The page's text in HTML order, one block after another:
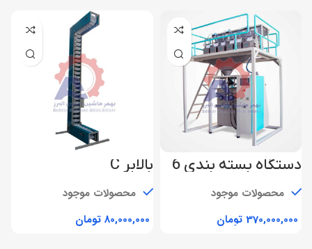
دستگاه بسته بندی 6
محصولات موجود
تومان
بالابر C
محصولات موجود
تومان